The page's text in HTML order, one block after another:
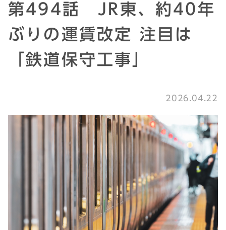
第494話 JR東、約40年
ぶりの運賃改定 注目は
「鉄道保守工事」
2026.04.22